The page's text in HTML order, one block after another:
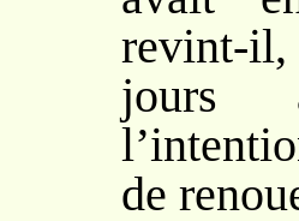
revint-
jours
de